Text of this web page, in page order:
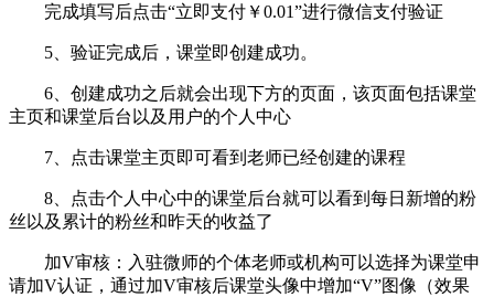
完成填写后点击“立即支付￥0.01”进行微信支付验证
5、验证完成后，课堂即创建成功。
6、创建成功之后就会出现下方的页面，该页面包括课堂
主页和课堂后台以及用户的个人中心
7、点击课堂主页即可看到老师已经创建的课程
8、点击个人中心中的课堂后台就可以看到每日新增的粉
丝以及累计的粉丝和昨天的收益了
加V审核：入驻微师的个体老师或机构可以选择为课堂申
请加V认证，通过加V审核后课堂头像中增加“V”图像（效果